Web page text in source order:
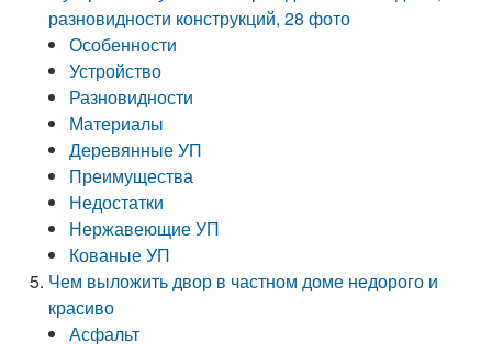
разновидности конструкций, 28 фото
Особенности
Устройство
Разновидности
Материалы
Деревянные УП
Преимущества
Недостатки
Нержавеющие УП
Кованые УП
Чем выложить двор в частном доме недорого и
красиво
Асфальт